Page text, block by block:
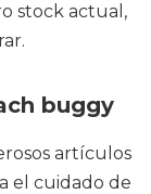
stock actual,
buggy
artículos
el cuidado de